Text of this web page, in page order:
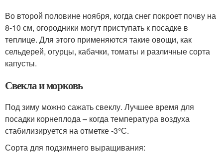
Во второй половине ноября, когда снег покроет почву на
8-10 см, огородники могут приступать к посадке в
теплице. Для этого применяются такие овощи, как
сельдерей, огурцы, кабачки, томаты и различные сорта
капусты.
Свекла и морковь
Под зиму можно сажать свеклу. Лучшее время для
посадки корнеплода – когда температура воздуха
стабилизируется на отметке -3°С.
Сорта для подзимнего выращивания: